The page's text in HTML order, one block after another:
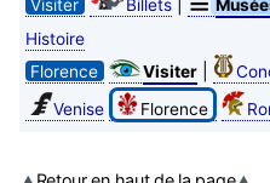
Visiter Billets|
Histoire
Florence
Visiter|
Venise
Florence